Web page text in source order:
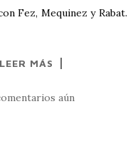
Fez, Mequinez y
LEER MÁS
aún